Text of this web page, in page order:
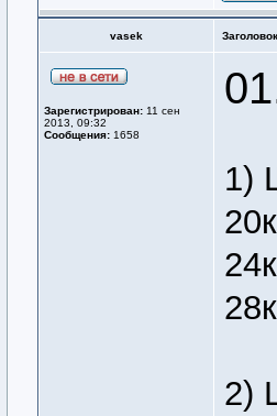
vasek
Зарегистрирован: 11 сен
2013, 09:32
Сообщения: 1658
1)
2)